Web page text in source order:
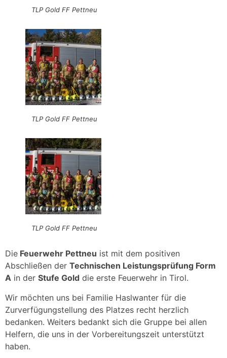
TLP Gold FF Pettneu
TLP Gold FF Pettneu
TLP Gold FF Pettneu
Die Feuerwehr Pettneu ist mit dem positiven
Abschließen der Technischen Leistungsprüfung Form
A in der Stufe Gold die erste Feuerwehr in Tirol.
Wir möchten uns bei Familie Haslwanter für die
Zurverfügungstellung des Platzes recht herzlich
bedanken. Weiters bedankt sich die Gruppe bei allen
Helfern, die uns in der Vorbereitungszeit unterstützt
haben.